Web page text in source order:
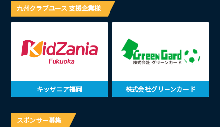
九州クラブユース 支援企業様
キッザニア福岡 株式会社グリーンカード
スポンサー募集